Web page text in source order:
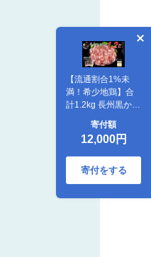
【流通割合1%未
満！希少地鶏】合
計1.2kg 長州黒かし
わ もも肉 長門ゆず
きち柚子こしょう
付【肉 鶏肉 もも 小
分け 地鶏 小分けパ
ック 入手困難 とり
にく 国産 冷凍】
寄付額
12,000円
寄付をする